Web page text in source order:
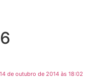
14 de outubro de 2014 às 18:02